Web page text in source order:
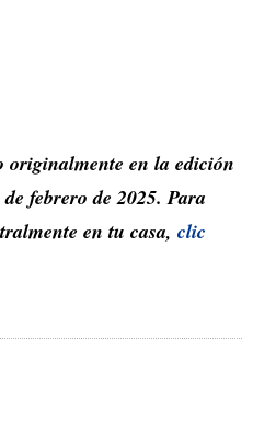
en la edición
febrero de 2025. Para
en tu casa, clic